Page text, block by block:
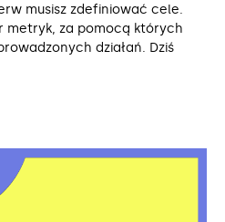
musisz zdefiniować cele.
metryk, za pomocą których
działań. Dziś